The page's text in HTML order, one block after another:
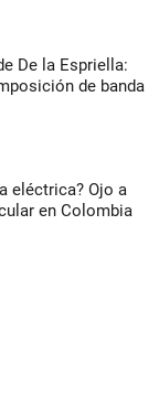
De la Espriella:
de banda
eléctrica? Ojo a
en Colombia